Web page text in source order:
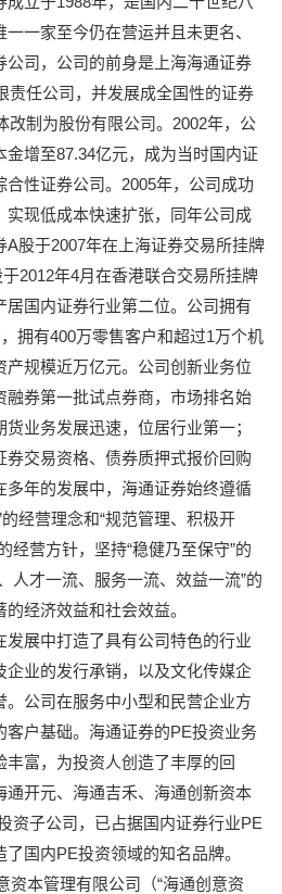
一家至今仍在营运并且未更名、
公司，公司的前身是上海海通证券
责任公司，并发展成全国性的证券
改制为股份有限公司。2002年，公
增至87.34亿元，成为当时国内证
性证券公司。2005年，公司成功
实现低成本快速扩张，同年公司成
A股于2007年在上海证券交易所挂牌
2012年4月在香港联合交易所挂牌
居国内证券行业第二位。公司拥有
拥有400万零售客户和超过1万个机
规模近万亿元。公司创新业务位
融券第一批试点券商，市场排名始
业务发展迅速，位居行业第一；
券交易资格、债券质押式报价回购
多年的发展中，海通证券始终遵循
经营理念和“规范管理、积极开
经营方针，坚持“稳健乃至保守”的
人才一流、服务一流、效益一流”的
经济效益和社会效益。
发展中打造了具有公司特色的行业
企业的发行承销，以及文化传媒企
。公司在服务中小型和民营企业方
客户基础。海通证券的PE投资业务
富，为投资人创造了丰厚的回
通开元、海通吉禾、海通创新资本
资子公司，已占据国内证券行业PE
国内PE投资领域的知名品牌。
资本管理有限公司（“海通创意资